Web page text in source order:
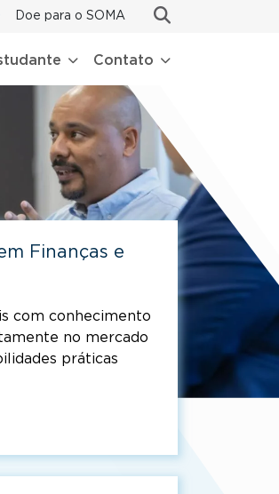
Doe para o SOMA
Contato
Finanças e
com conhecimento
no mercado
práticas